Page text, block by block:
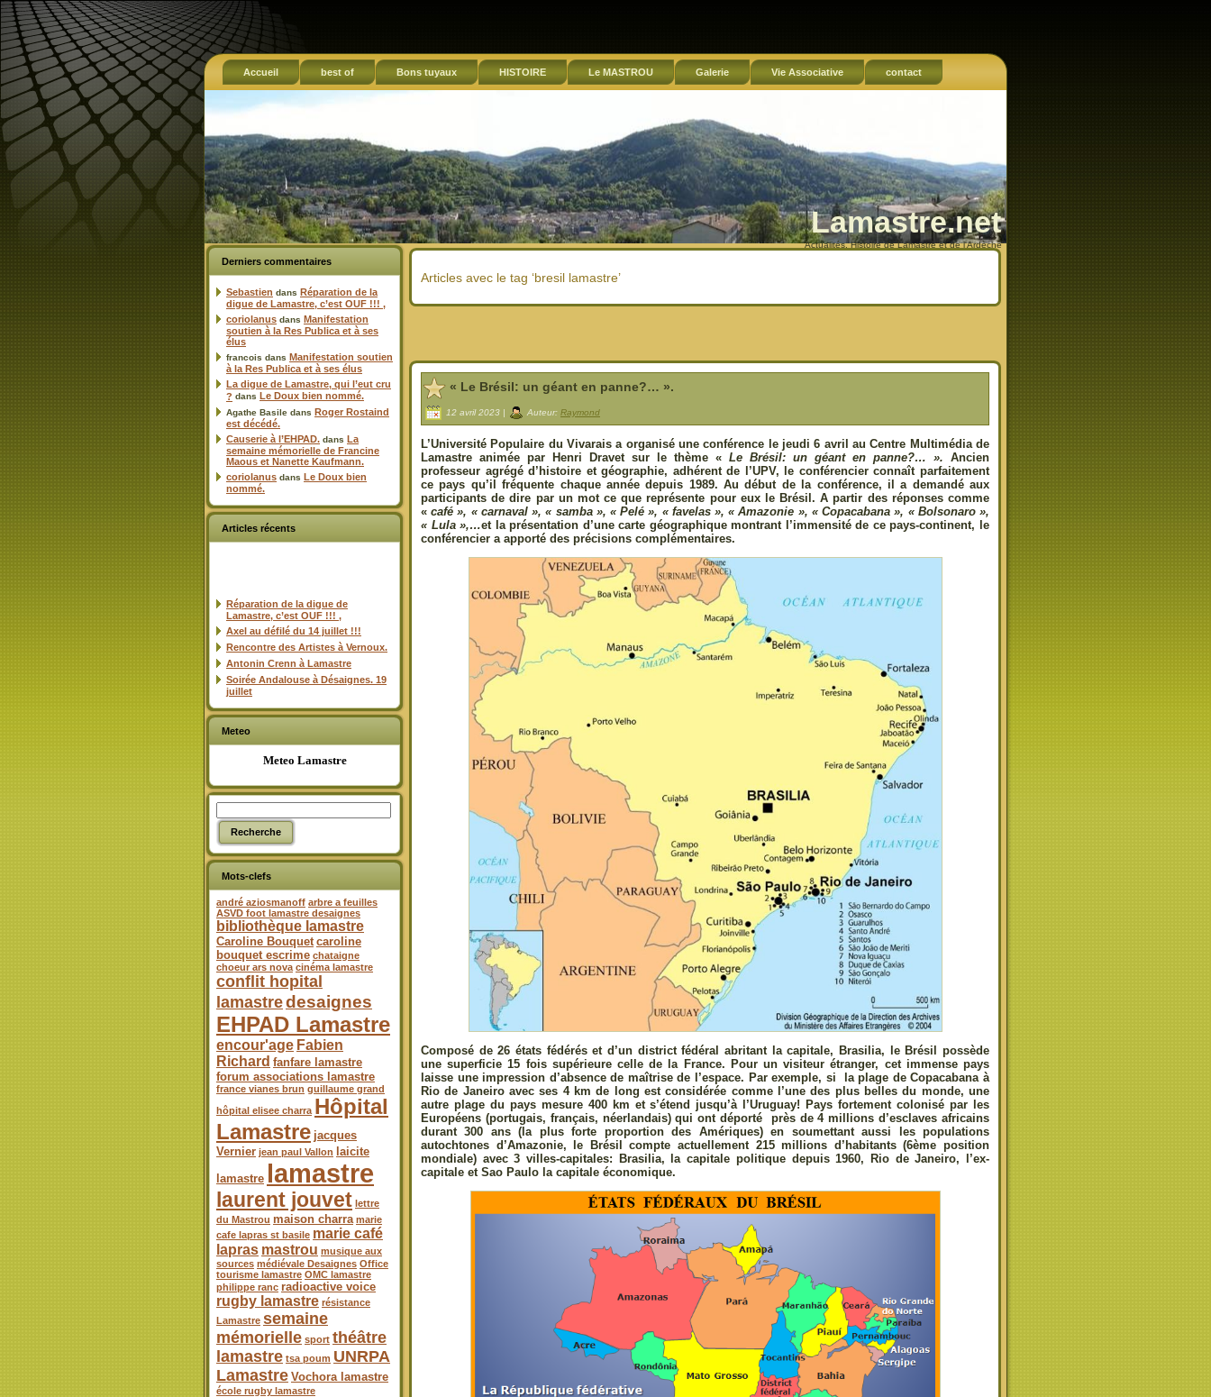
Accueil best of Bons tuyaux HISTOIRE Le MASTROU Galerie Vie Associative contact
Lamastre.net
Actualités, Histoire de Lamastre et de l'Ardèche
Derniers commentaires
Sebastien dans Réparation de la
digue de Lamastre, c’est OUF !!! ,
coriolanus dans Manifestation
soutien à la Res Publica et à ses
élus
francois dans Manifestation soutien
à la Res Publica et à ses élus
La digue de Lamastre, qui l’eut cru
? dans Le Doux bien nommé.
Agathe Basile dans Roger Rostaind
est décédé.
Causerie à l’EHPAD. dans La
semaine mémorielle de Francine
Maous et Nanette Kaufmann.
coriolanus dans Le Doux bien
nommé.
Articles récents
Réparation de la digue de
Lamastre, c’est OUF !!! ,
Axel au défilé du 14 juillet !!!
Rencontre des Artistes à Vernoux.
Antonin Crenn à Lamastre
Soirée Andalouse à Désaignes. 19
juillet
Meteo
Meteo Lamastre
Mots-clefs
andré aziosmanoff arbre a feuilles
ASVD foot lamastre desaignes
bibliothèque lamastre
Caroline Bouquet caroline
bouquet escrime chataigne
choeur ars nova cinéma lamastre
conflit hopital
lamastredesaignes
EHPAD Lamastre
encour'age Fabien
Richard fanfare lamastre
forum associations lamastre
france vianes brun guillaume grand
hôpital elisee charra Hôpital
Lamastre jacques
Vernier jean paul Vallon
laicite
lamastre lamastre
laurent jouvet lettre
du Mastrou maison charra marie
cafe lapras st basile marie café
lapras mastrou musique aux
sources médiévale Desaignes Office
tourisme lamastre OMC lamastre
philippe ranc radioactive voice
rugby lamastre résistance
Lamastre semaine
mémorielle sport théâtre
lamastre tsa poum UNRPA
Lamastre Vochora lamastre
école rugby lamastre
Articles avec le tag ‘bresil lamastre’
« Le Brésil: un géant en panne?… ».
12 avril 2023 | Auteur: Raymond
L’Université Populaire du Vivarais a organisé une conférence le jeudi 6 avril au Centre Multimédia de
Lamastre animée par Henri Dravet sur le thème « Le Brésil: un géant en panne?… ». Ancien
professeur agrégé d’histoire et géographie, adhérent de l’UPV, le conférencier connaît parfaitement
ce pays qu’il fréquente chaque année depuis 1989. Au début de la conférence, il a demandé aux
participants de dire par un mot ce que représente pour eux le Brésil. A partir des réponses comme
«café », « carnaval », « samba », « Pelé », « favelas », « Amazonie », « Copacabana », « Bolsonaro »,
« Lula »,…et la présentation d’une carte géographique montrant l’immensité de ce pays-continent, le
conférencier a apporté des précisions complémentaires.
Composé de 26 états fédérés et d’un district fédéral abritant la capitale, Brasilia, le Brésil possède
une superficie 15 fois supérieure celle de la France. Pour un visiteur étranger, cet immense pays
laisse une impression d’absence de maîtrise de l’espace. Par exemple, si la plage de Copacabana à
Rio de Janeiro avec ses 4 km de long est considérée comme l’une des plus belles du monde, une
autre plage du pays mesure 400 km et s’étend jusqu’à l’Uruguay! Pays fortement colonisé par les
Européens (portugais, français, néerlandais) qui ont déporté près de 4 millions d’esclaves africains
durant 300 ans (la plus forte proportion des Amériques) en soumettant aussi les populations
autochtones d’Amazonie, le Brésil compte actuellement 215 millions d’habitants (6ème position
mondiale) avec 3 villes-capitales: Brasilia, la capitale politique depuis 1960, Rio de Janeiro, l’ex-
capitale et Sao Paulo la capitale économique.